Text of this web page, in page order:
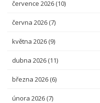
července 2026 (10)
června 2026 (7)
května 2026 (9)
dubna 2026 (11)
března 2026 (6)
února 2026 (7)